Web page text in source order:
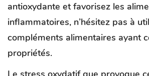
antioxydante et favorisez les
inflammatoires, n’hésitez pas à
compléments alimentaires ayant
propriétés.